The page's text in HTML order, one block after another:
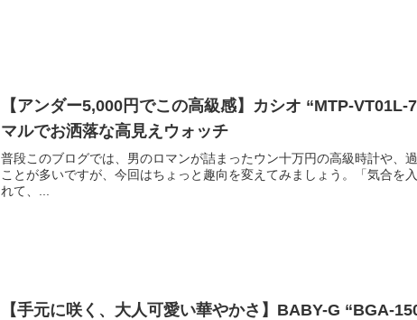
【アンダー5,000円でこの高級感】カシオ “MTP-
マルでお洒落な高見えウォッチ
普段このブログでは、男のロマンが詰まったウン十万円の高級時計や、
ことが多いですが、今回はちょっと趣向を変えてみましょう。「気合を
れて、...
【手元に咲く、大人可愛い華やかさ】BABY-G “BGA-